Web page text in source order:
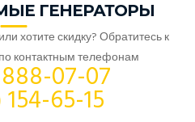
ГЕНЕРАТОРЫ
хотите скидку? Обратитесь к
контактным телефонам
07-07
65-15